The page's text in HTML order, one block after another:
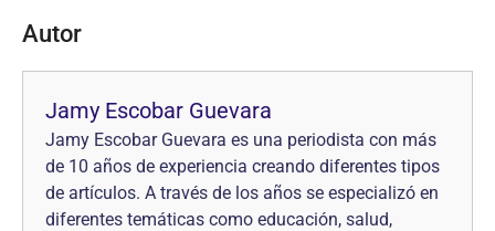
Autor
Jamy Escobar Guevara
Jamy Escobar Guevara es una periodista con más
de 10 años de experiencia creando diferentes tipos
de artículos. A través de los años se especializó en
diferentes temáticas como educación, salud,